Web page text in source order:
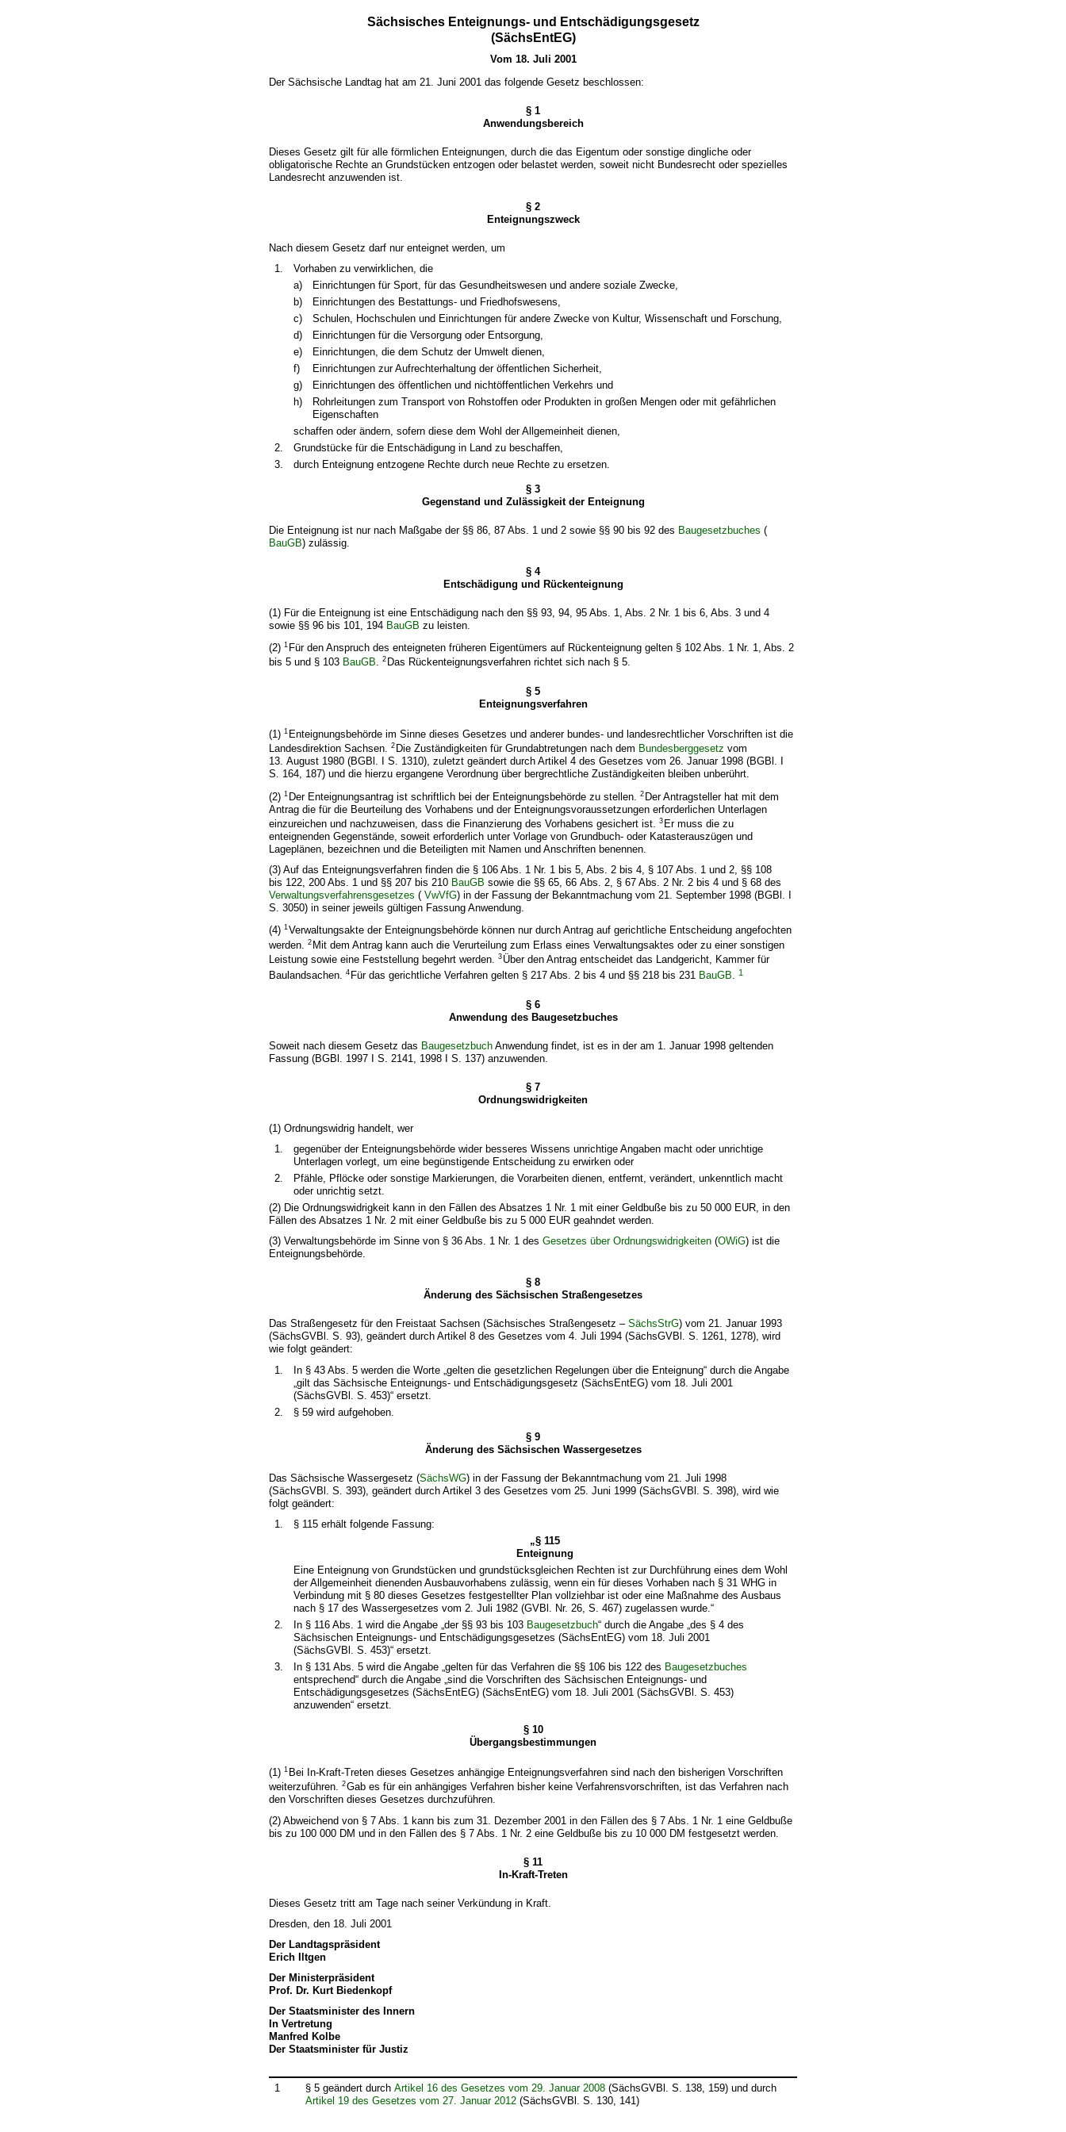
Sächsisches Enteignungs- und Entschädigungsgesetz
(SächsEntEG)
Vom 18. Juli 2001
Der Sächsische Landtag hat am 21. Juni 2001 das folgende Gesetz beschlossen:
§ 1
Anwendungsbereich
Dieses Gesetz gilt für alle förmlichen Enteignungen, durch die das Eigentum oder sonstige dingliche oder
obligatorische Rechte an Grundstücken entzogen oder belastet werden, soweit nicht Bundesrecht oder spezielles
Landesrecht anzuwenden ist.
§ 2
Enteignungszweck
Nach diesem Gesetz darf nur enteignet werden, um
1.
Vorhaben zu verwirklichen, die
a)
Einrichtungen für Sport, für das Gesundheitswesen und andere soziale Zwecke,
b)
Einrichtungen des Bestattungs- und Friedhofswesens,
c)
Schulen, Hochschulen und Einrichtungen für andere Zwecke von Kultur, Wissenschaft und Forschung,
d)
Einrichtungen für die Versorgung oder Entsorgung,
e)
Einrichtungen, die dem Schutz der Umwelt dienen,
f)
Einrichtungen zur Aufrechterhaltung der öffentlichen Sicherheit,
g)
Einrichtungen des öffentlichen und nichtöffentlichen Verkehrs und
h)
Rohrleitungen zum Transport von Rohstoffen oder Produkten in großen Mengen oder mit gefährlichen
Eigenschaften
schaffen oder ändern, sofern diese dem Wohl der Allgemeinheit dienen,
2.
Grundstücke für die Entschädigung in Land zu beschaffen,
3.
durch Enteignung entzogene Rechte durch neue Rechte zu ersetzen.
§ 3
Gegenstand und Zulässigkeit der Enteignung
Die Enteignung ist nur nach Maßgabe der §§ 86, 87 Abs. 1 und 2 sowie §§ 90 bis 92 des Baugesetzbuches (
BauGB) zulässig.
§ 4
Entschädigung und Rückenteignung
(1) Für die Enteignung ist eine Entschädigung nach den §§ 93, 94, 95 Abs. 1, Abs. 2 Nr. 1 bis 6, Abs. 3 und 4
sowie §§ 96 bis 101, 194 BauGB zu leisten.
(2)1 Für den Anspruch des enteigneten früheren Eigentümers auf Rückenteignung gelten § 102 Abs. 1 Nr. 1, Abs. 2
bis 5 und § 103 BauGB.2 Das Rückenteignungsverfahren richtet sich nach § 5.
§ 5
Enteignungsverfahren
(1)1 Enteignungsbehörde im Sinne dieses Gesetzes und anderer bundes- und landesrechtlicher Vorschriften ist die
Landesdirektion Sachsen.2 Die Zuständigkeiten für Grundabtretungen nach dem Bundesberggesetz vom
13. August 1980 (BGBl. I S. 1310), zuletzt geändert durch Artikel 4 des Gesetzes vom 26. Januar 1998 (BGBl. I
S. 164, 187) und die hierzu ergangene Verordnung über bergrechtliche Zuständigkeiten bleiben unberührt.
(2)1 Der Enteignungsantrag ist schriftlich bei der Enteignungsbehörde zu stellen.2 Der Antragsteller hat mit dem
Antrag die für die Beurteilung des Vorhabens und der Enteignungsvoraussetzungen erforderlichen Unterlagen
einzureichen und nachzuweisen, dass die Finanzierung des Vorhabens gesichert ist.3 Er muss die zu
enteignenden Gegenstände, soweit erforderlich unter Vorlage von Grundbuch- oder Katasterauszügen und
Lageplänen, bezeichnen und die Beteiligten mit Namen und Anschriften benennen.
(3) Auf das Enteignungsverfahren finden die § 106 Abs. 1 Nr. 1 bis 5, Abs. 2 bis 4, § 107 Abs. 1 und 2, §§ 108
bis 122, 200 Abs. 1 und §§ 207 bis 210 BauGB sowie die §§ 65, 66 Abs. 2, § 67 Abs. 2 Nr. 2 bis 4 und § 68 des
Verwaltungsverfahrensgesetzes (VwVfG) in der Fassung der Bekanntmachung vom 21. September 1998 (BGBl. I
S. 3050) in seiner jeweils gültigen Fassung Anwendung.
(4)1Verwaltungsakte der Enteignungsbehörde können nur durch Antrag auf gerichtliche Entscheidung angefochten
werden.2 Mit dem Antrag kann auch die Verurteilung zum Erlass eines Verwaltungsaktes oder zu einer sonstigen
Leistung sowie eine Feststellung begehrt werden.3 Über den Antrag entscheidet das Landgericht, Kammer für
Baulandsachen.4 Für das gerichtliche Verfahren gelten § 217 Abs. 2 bis 4 und §§ 218 bis 231 BauGB. 1
§ 6
Anwendung des Baugesetzbuches
Soweit nach diesem Gesetz das Baugesetzbuch Anwendung findet, ist es in der am 1. Januar 1998 geltenden
Fassung (BGBl. 1997 I S. 2141, 1998 I S. 137) anzuwenden.
§ 7
Ordnungswidrigkeiten
(1) Ordnungswidrig handelt, wer
1.
gegenüber der Enteignungsbehörde wider besseres Wissens unrichtige Angaben macht oder unrichtige
Unterlagen vorlegt, um eine begünstigende Entscheidung zu erwirken oder
2.
Pfähle, Pflöcke oder sonstige Markierungen, die Vorarbeiten dienen, entfernt, verändert, unkenntlich macht
oder unrichtig setzt.
(2) Die Ordnungswidrigkeit kann in den Fällen des Absatzes 1 Nr. 1 mit einer Geldbuße bis zu 50 000 EUR, in den
Fällen des Absatzes 1 Nr. 2 mit einer Geldbuße bis zu 5 000 EUR geahndet werden.
(3) Verwaltungsbehörde im Sinne von § 36 Abs. 1 Nr. 1 desGesetzes über Ordnungswidrigkeiten (OWiG) ist die
Enteignungsbehörde.
§ 8
Änderung des Sächsischen Straßengesetzes
Das Straßengesetz für den Freistaat Sachsen (Sächsisches Straßengesetz –SächsStrG) vom 21. Januar 1993
(SächsGVBl. S. 93), geändert durch Artikel 8 des Gesetzes vom 4. Juli 1994 (SächsGVBl. S. 1261, 1278), wird
wie folgt geändert:
1.
In § 43 Abs. 5 werden die Worte „gelten die gesetzlichen Regelungen über die Enteignung“ durch die Angabe
„gilt das Sächsische Enteignungs- und Entschädigungsgesetz (SächsEntEG) vom 18. Juli 2001
(SächsGVBl. S. 453)“ ersetzt.
2.
§ 59 wird aufgehoben.
§ 9
Änderung des Sächsischen Wassergesetzes
Das Sächsische Wassergesetz (SächsWG) in der Fassung der Bekanntmachung vom 21. Juli 1998
(SächsGVBl. S. 393), geändert durch Artikel 3 des Gesetzes vom 25. Juni 1999 (SächsGVBl. S. 398), wird wie
folgt geändert:
1.
§ 115 erhält folgende Fassung:
„§ 115
Enteignung
Eine Enteignung von Grundstücken und grundstücksgleichen Rechten ist zur Durchführung eines dem Wohl
der Allgemeinheit dienenden Ausbauvorhabens zulässig, wenn ein für dieses Vorhaben nach § 31 WHGin
Verbindung mit § 80 dieses Gesetzes festgestellter Plan vollziehbar ist oder eine Maßnahme des Ausbaus
nach § 17 des Wassergesetzes vom 2. Juli 1982 (GVBl. Nr. 26, S. 467) zugelassen wurde.“
2.
In § 116 Abs. 1 wird die Angabe „der §§ 93 bis 103 Baugesetzbuch“ durch die Angabe „des § 4 des
Sächsischen Enteignungs- und Entschädigungsgesetzes (SächsEntEG)vom 18. Juli 2001
(SächsGVBl. S. 453)“ ersetzt.
3.
In § 131 Abs. 5 wird die Angabe „gelten für das Verfahren die §§ 106 bis 122 des Baugesetzbuches
entsprechend“ durch die Angabe „sind die Vorschriften des Sächsischen Enteignungs- und
Entschädigungsgesetzes (SächsEntEG)(SächsEntEG) vom 18. Juli 2001 (SächsGVBl. S. 453)
anzuwenden“ ersetzt.
§ 10
Übergangsbestimmungen
(1)1 Bei In-Kraft-Treten dieses Gesetzes anhängige Enteignungsverfahren sind nach den bisherigen Vorschriften
weiterzuführen.2Gab es für ein anhängiges Verfahren bisher keine Verfahrensvorschriften, ist das Verfahren nach
den Vorschriften dieses Gesetzes durchzuführen.
(2) Abweichend von § 7 Abs. 1 kann bis zum 31. Dezember 2001 in den Fällen des § 7 Abs. 1 Nr. 1 eine Geldbuße
bis zu 100 000 DM und in den Fällen des § 7 Abs. 1 Nr. 2 eine Geldbuße bis zu 10 000 DM festgesetzt werden.
§ 11
In-Kraft-Treten
Dieses Gesetz tritt am Tage nach seiner Verkündung in Kraft.
Dresden, den 18. Juli 2001
Der Landtagspräsident
Erich Iltgen
Der Ministerpräsident
Prof. Dr. Kurt Biedenkopf
Der Staatsminister des Innern
In Vertretung
Manfred Kolbe
Der Staatsminister für Justiz
1 § 5 geändert durchArtikel 16 des Gesetzes vom 29. Januar 2008 (SächsGVBl. S. 138, 159) und durch
Artikel 19 des Gesetzes vom 27. Januar 2012 (SächsGVBl. S. 130, 141)